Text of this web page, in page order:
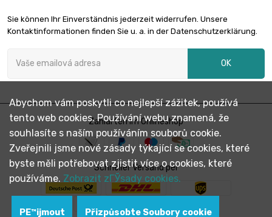
průměr : 2.4 x
1000mm
75,73 €
(2.5kg)
Hmotnost : 5 000gr
(5kg)
průměr : 2.4 x
1000mm
189,33 €
Sie können Ihr Einverständnis jederzeit widerrufen. Unsere
Kontaktinformationen finden Sie u. a. in der Datenschutzerklärung.
OK
Zahlarten im Onlineshop
Schneller Versand per
Abychom vám poskytli co nejlepší zážitek, používá
tento web cookies. Používání webu znamená, že
souhlasíte s naším používáním souborů cookie.
Zveřejnili jsme nové zásady týkající se cookies, které
byste měli potřebovat zjistit více o cookies, které
používáme. Zobrazit zГЎsady cookies.
PЕ™ijmout Přizpůsobte Soubory cookie